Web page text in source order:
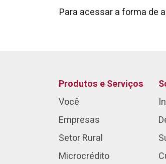
Para acessar a forma de
Produtos e Serviços
Você
Empresas
Setor Rural
Microcrédito